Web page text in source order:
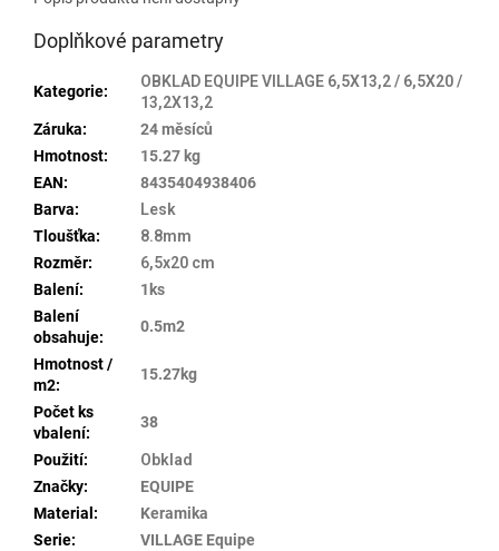
Doplňkové parametry
Kategorie:
OBKLAD EQUIPE VILLAGE 6,5X13,2 / 6,5X20 /
13,2X13,2
Záruka:
24 měsíců
Hmotnost:
15.27 kg
EAN:
8435404938406
Barva:
Lesk
Tloušťka:
8.8mm
Rozměr:
6,5x20 cm
Balení:
1ks
Balení
obsahuje:
0.5m2
Hmotnost /
m2:
15.27kg
Počet ks
vbalení:
38
Použití:
Obklad
Značky:
EQUIPE
Material :
Keramika
Serie: VILLAGE Equipe